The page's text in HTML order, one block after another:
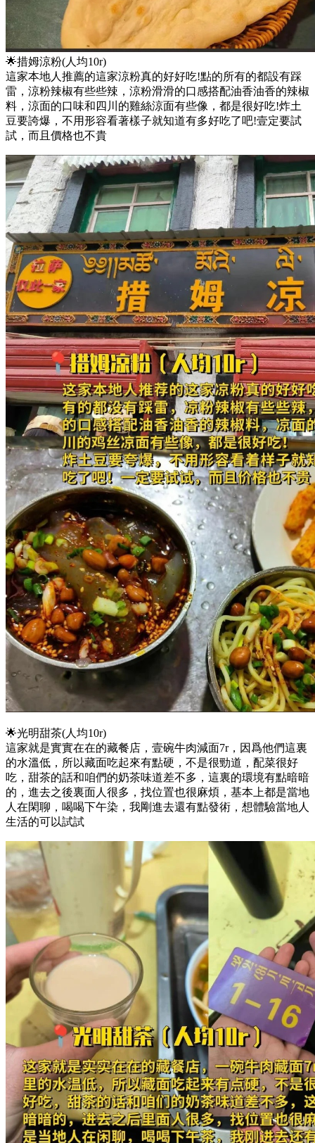
🌟措姆涼粉(人均10r)
這家本地人推薦的這家涼粉真的好好吃!點的所有的都設有踩
雷，涼粉辣椒有些些辣，涼粉滑滑的口感搭配油香油香的辣椒
料，涼面的口味和四川的雞絲涼面有些像，都是很好吃!炸土
豆要誇爆，不用形容看著樣子就知道有多好吃了吧!壹定要試
試，而且價格也不貴
🌟光明甜茶(人均10r)
這家就是實實在在的藏餐店，壹碗牛肉減面7r，因爲他們這裏
的水溫低，所以藏面吃起來有點硬，不是很勁道，配菜很好
吃，甜茶的話和咱們的奶茶味道差不多，這裏的環境有點暗暗
的，進去之後裏面人很多，找位置也很麻煩，基本上都是當地
人在閑聊，喝喝下午染，我剛進去還有點發術，想體驗當地人
生活的可以試試